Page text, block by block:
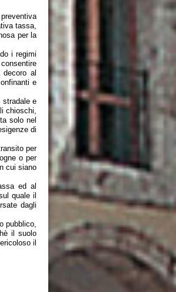
tassa,
per la
i regimi
decoro al
e
stradale e
chioschi,
solo nel
di
per
o per
cui siano
ed al
quale il
dagli
pubblico,
il suolo
il